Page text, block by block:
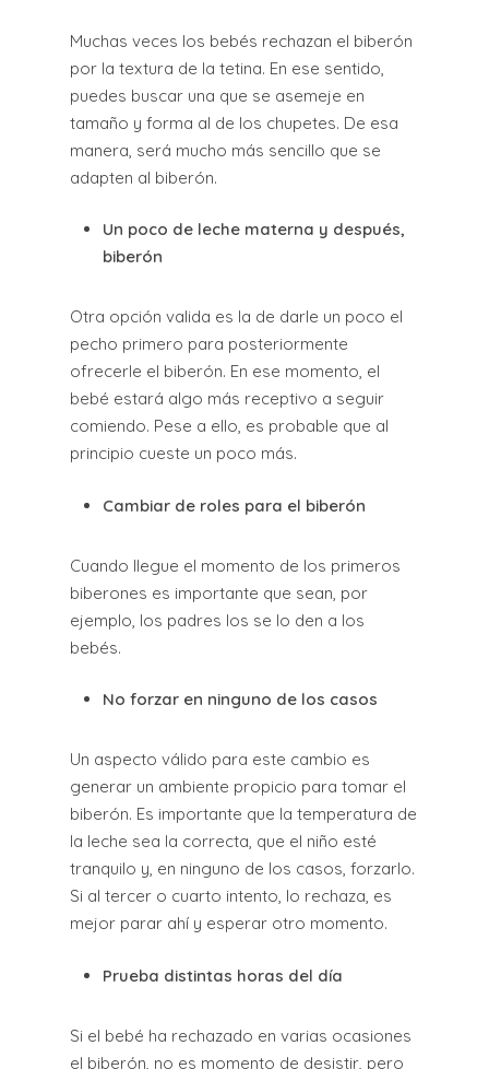
Muchas veces los bebés rechazan el biberón
por la textura de la tetina. En ese sentido,
puedes buscar una que se asemeje en
tamaño y forma al de los chupetes. De esa
manera, será mucho más sencillo que se
adapten al biberón.
Un poco de leche materna y después,
biberón
Otra opción valida es la de darle un poco el
pecho primero para posteriormente
ofrecerle el biberón. En ese momento, el
bebé estará algo más receptivo a seguir
comiendo. Pese a ello, es probable que al
principio cueste un poco más.
Cambiar de roles para el biberón
Cuando llegue el momento de los primeros
biberones es importante que sean, por
ejemplo, los padres los se lo den a los
bebés.
No forzar en ninguno de los casos
Un aspecto válido para este cambio es
generar un ambiente propicio para tomar el
biberón. Es importante que la temperatura de
la leche sea la correcta, que el niño esté
tranquilo y, en ninguno de los casos, forzarlo.
Si al tercer o cuarto intento, lo rechaza, es
mejor parar ahí y esperar otro momento.
Prueba distintas horas del día
Si el bebé ha rechazado en varias ocasiones
el biberón, no es momento de desistir, pero